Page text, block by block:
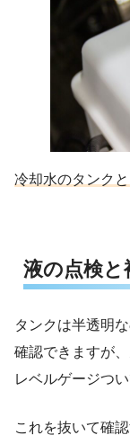
冷却水のタンク
液の点検と
タンクは半透明
確認できますが
レベルゲージつい
これを抜いて確